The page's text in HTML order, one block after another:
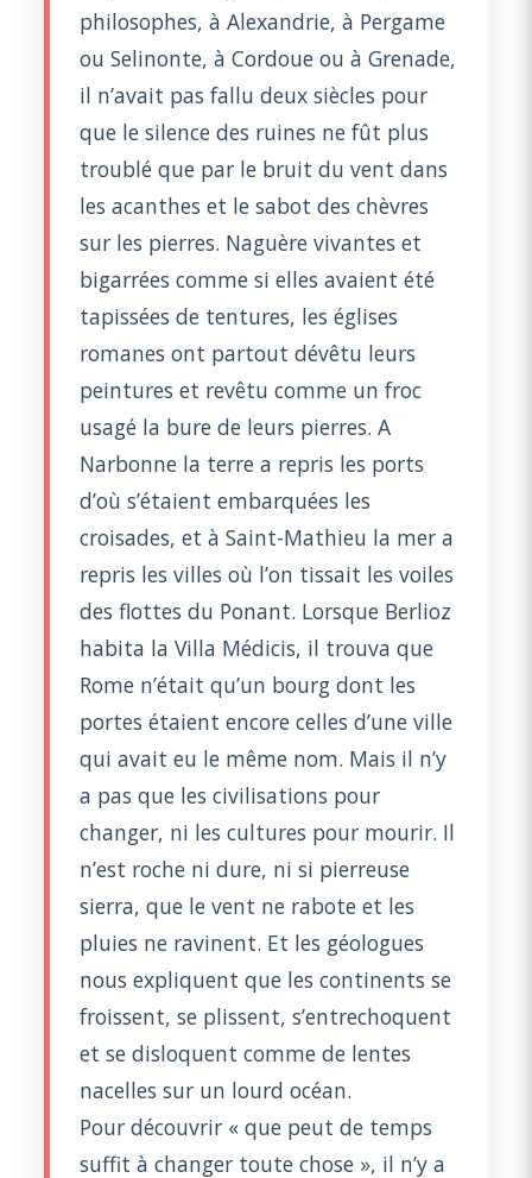
philosophes, à Alexandrie, à Pergame
ou Selinonte, à Cordoue ou à Grenade,
il n’avait pas fallu deux siècles pour
que le silence des ruines ne fût plus
troublé que par le bruit du vent dans
les acanthes et le sabot des chèvres
sur les pierres. Naguère vivantes et
bigarrées comme si elles avaient été
tapissées de tentures, les églises
romanes ont partout dévêtu leurs
peintures et revêtu comme un froc
usagé la bure de leurs pierres. A
Narbonne la terre a repris les ports
d’où s’étaient embarquées les
croisades, et à Saint-Mathieu la mer a
repris les villes où l’on tissait les voiles
des flottes du Ponant. Lorsque Berlioz
habita la Villa Médicis, il trouva que
Rome n’était qu’un bourg dont les
portes étaient encore celles d’une ville
qui avait eu le même nom. Mais il n’y
a pas que les civilisations pour
changer, ni les cultures pour mourir. Il
n’est roche ni dure, ni si pierreuse
sierra, que le vent ne rabote et les
pluies ne ravinent. Et les géologues
nous expliquent que les continents se
froissent, se plissent, s’entrechoquent
et se disloquent comme de lentes
nacelles sur un lourd océan.
Pour découvrir « que peut de temps
suffit à changer toute chose », il n’y a